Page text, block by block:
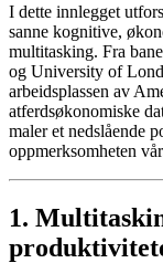
I dette innlegget
sanne kognitive,
multitasking. Fra
og University of
arbeidsplassen av
atferdsøkonomiske
maler et nedslående
oppmerksomheten
1.